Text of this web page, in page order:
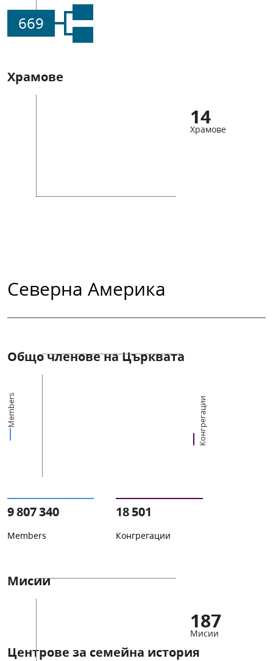
669
Храмове
14
Храмове
Северна Америка
Общо членове на Църквата
Members Конгрегации
9 807 340
Members
18 501
Конгрегации
Мисии
187
Мисии
Центрове за семейна история